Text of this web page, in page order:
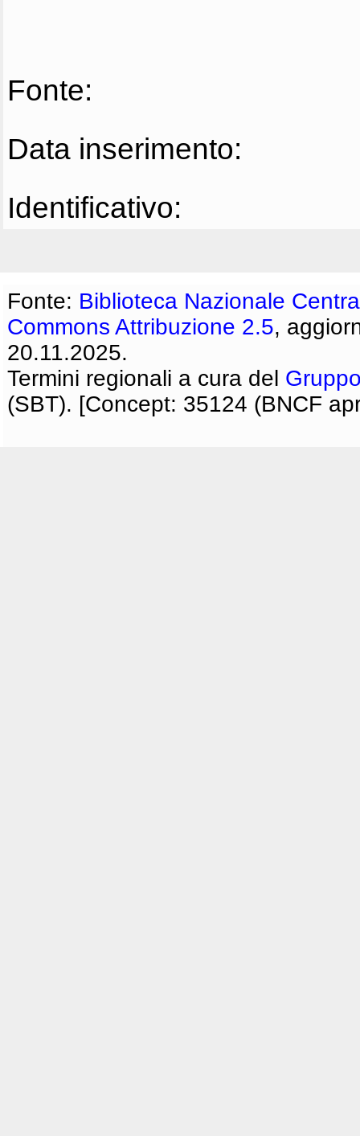
Fonte:
Data inserimento:
Identificativo:
Fonte: Biblioteca Nazionale
Commons Attribuzione 2.5,
20.11.2025.
Termini regionali a cura del
(SBT). [Concept: 35124 (BNCF